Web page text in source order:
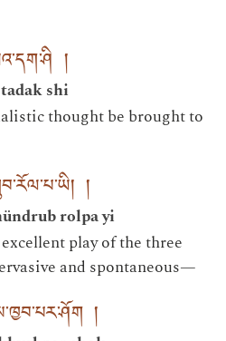
།
shi
thought be brought to
།
rolpa yi
play of the three
and spontaneous—
།